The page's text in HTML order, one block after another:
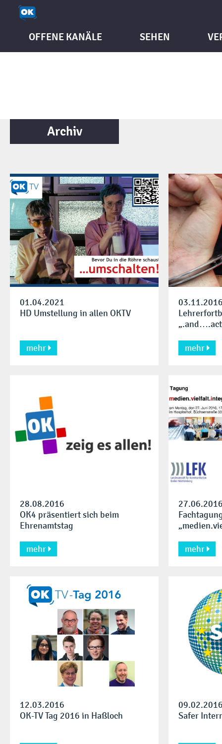
OFFENE KANÄLE SEHEN
Archiv
01.04.2021
HD Umstellung in allen OKTV
mehr 
mehr 
28.08.2016
OK4 präsentiert sich beim
Ehrenamtstag
mehr 
mehr 
12.03.2016
OK-TV Tag 2016 in Haßloch
Safer